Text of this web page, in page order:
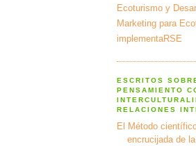
Ecoturismo y
Marketing para
implementaRSE
ESCRITOS
PENSAMIENTO
RELACIONES
El Método
encrucijada de